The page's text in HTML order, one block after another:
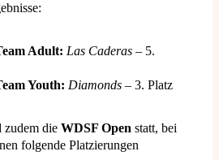
Adult: Las Caderas – 5.
Youth: Diamonds – 3. Platz
zudem die WDSF Open statt, bei
folgende Platzierungen